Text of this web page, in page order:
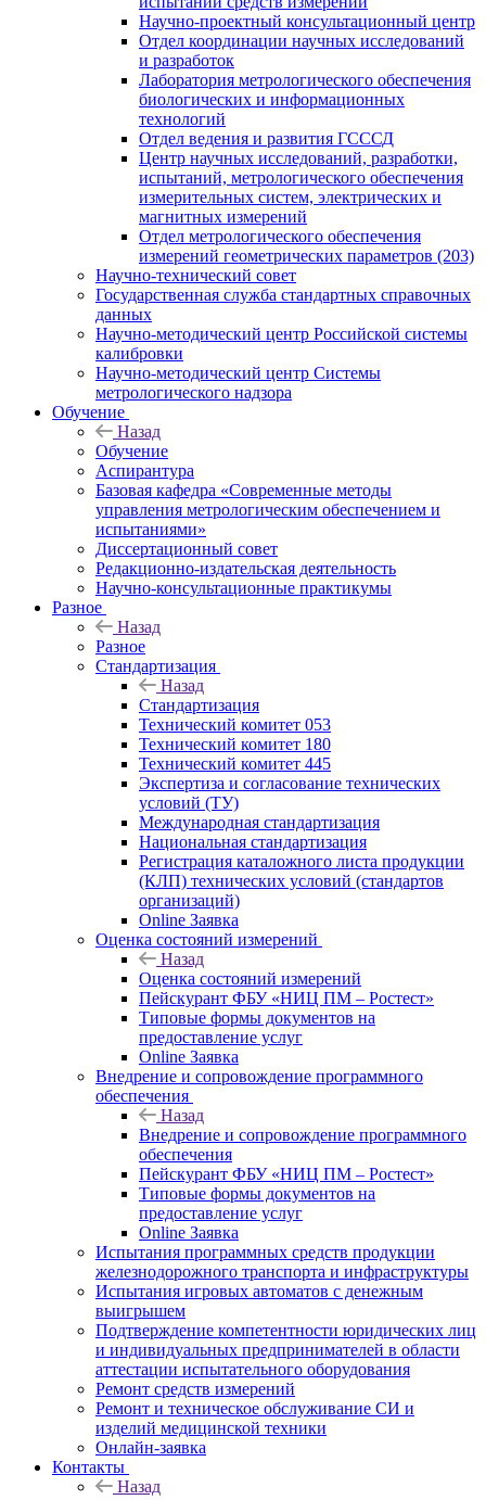
Научно-проектный консультационный центр
Отдел координации научных исследований
и разработок
Лаборатория метрологического обеспечения
биологических и информационных
технологий
Отдел ведения и развития ГСССД
Центр научных исследований, разработки,
испытаний, метрологического обеспечения
измерительных систем, электрических и
магнитных измерений
Отдел метрологического обеспечения
измерений геометрических параметров (203)
Научно-технический совет
Государственная служба стандартных справочных
данных
Научно-методический центр Российской системы
калибровки
Научно-методический центр Системы
метрологического надзора
Обучение
Назад
Обучение
Аспирантура
Базовая кафедра «Современные методы
управления метрологическим обеспечением и
испытаниями»
Диссертационный совет
Редакционно-издательская деятельность
Научно-консультационные практикумы
Разное
Назад
Разное
Стандартизация
Назад
Стандартизация
Технический комитет 053
Технический комитет 180
Технический комитет 445
Экспертиза и согласование технических
условий (ТУ)
Международная стандартизация
Национальная стандартизация
Регистрация каталожного листа продукции
(КЛП) технических условий (стандартов
организаций)
Online Заявка
Оценка состояний измерений
Назад
Оценка состояний измерений
Пейскурант ФБУ «НИЦ ПМ – Ростест»
Типовые формы документов на
предоставление услуг
Online Заявка
Внедрение и сопровождение программного
обеспечения
Назад
Внедрение и сопровождение программного
обеспечения
Пейскурант ФБУ «НИЦ ПМ – Ростест»
Типовые формы документов на
предоставление услуг
Online Заявка
Испытания программных средств продукции
железнодорожного транспорта и инфраструктуры
Испытания игровых автоматов с денежным
выигрышем
Подтверждение компетентности юридических лиц
и индивидуальных предпринимателей в области
аттестации испытательного оборудования
Ремонт средств измерений
Ремонт и техническое обслуживание СИ и
изделий медицинской техники
Онлайн-заявка
Контакты
Назад